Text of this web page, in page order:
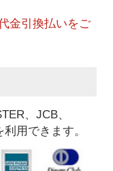
金引換払いをご
、JCB、
用できます。